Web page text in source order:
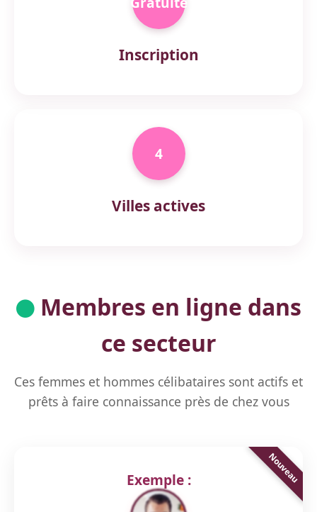
Inscription
4
Villes actives
Membres en ligne dans
ce secteur
Ces femmes et hommes célibataires sont actifs et
prêts à faire connaissance près de chez vous
Exemple :